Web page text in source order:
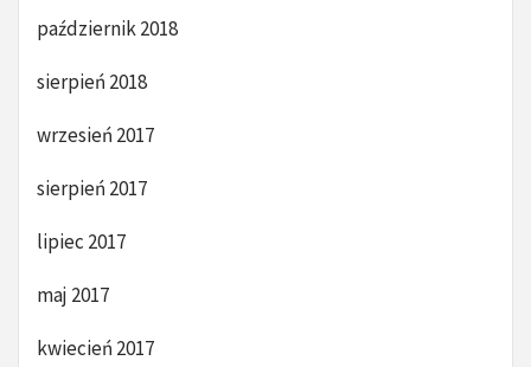
październik 2018
sierpień 2018
wrzesień 2017
sierpień 2017
lipiec 2017
maj 2017
kwiecień 2017